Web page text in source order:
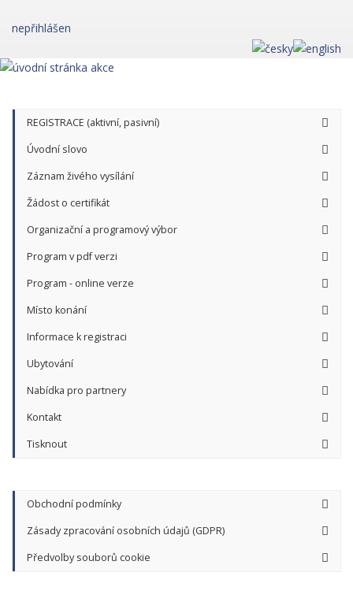
nepřihlášen
REGISTRACE (aktivní, pasivní)
Úvodní slovo
Záznam živého vysílání
Žádost o certifikát
Organizační a programový výbor
Program v pdf verzi
Program - online verze
Místo konání
Informace k registraci
Ubytování
Nabídka pro partnery
Kontakt
Tisknout
Obchodní podmínky
Zásady zpracování osobních údajů (GDPR)
Předvolby souborů cookie